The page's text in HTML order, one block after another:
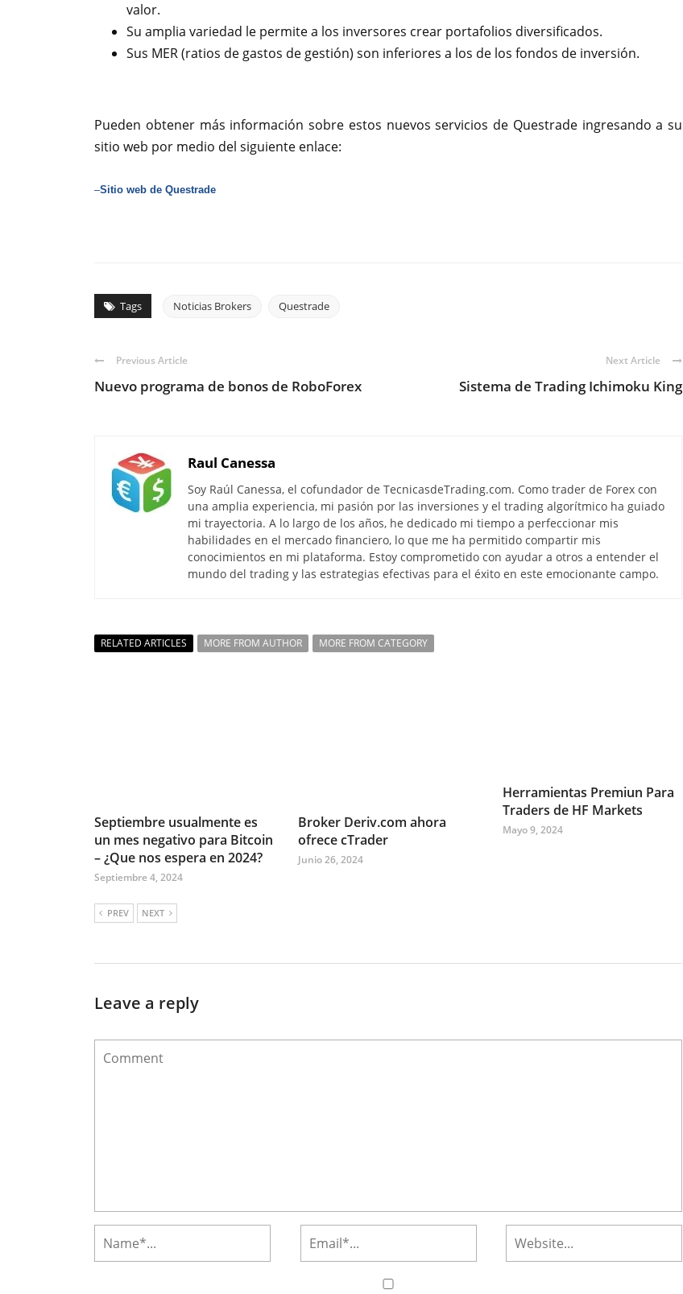
valor.
Su amplia variedad le permite a los inversores crear portafolios diversificados.
Sus MER (ratios de gastos de gestión) son inferiores a los de los fondos de inversión.
Pueden obtener más información sobre estos nuevos servicios de Questrade ingresando a su
sitio web por medio del siguiente enlace:
–Sitio web de Questrade
Tags Noticias Brokers Questrade
Previous Article
Nuevo programa de bonos de RoboForex
Next Article
Sistema de Trading Ichimoku King
Raul Canessa
Soy Raúl Canessa, el cofundador de TecnicasdeTrading.com. Como trader de Forex con
una amplia experiencia, mi pasión por las inversiones y el trading algorítmico ha guiado
mi trayectoria. A lo largo de los años, he dedicado mi tiempo a perfeccionar mis
habilidades en el mercado financiero, lo que me ha permitido compartir mis
conocimientos en mi plataforma. Estoy comprometido con ayudar a otros a entender el
mundo del trading y las estrategias efectivas para el éxito en este emocionante campo.
RELATED ARTICLES MORE FROM AUTHOR MORE FROM CATEGORY
Septiembre usualmente es
un mes negativo para Bitcoin
– ¿Que nos espera en 2024?
Septiembre 4, 2024
Broker Deriv.com ahora
ofrece cTrader
Junio 26, 2024
Herramientas Premiun Para
Traders de HF Markets
Mayo 9, 2024
PREV NEXT
Leave a reply